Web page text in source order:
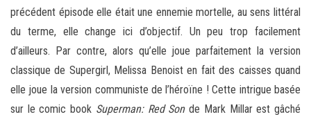
précédent épisode elle était une ennemie mortelle, au sens littéral
du terme, elle change ici d’objectif. Un peu trop facilement
d’ailleurs. Par contre, alors qu’elle joue parfaitement la version
classique de Supergirl, Melissa Benoist en fait des caisses quand
elle joue la version communiste de l’héroïne ! Cette intrigue basée
sur le comic book Superman: Red Sonde Mark Millar est gâché